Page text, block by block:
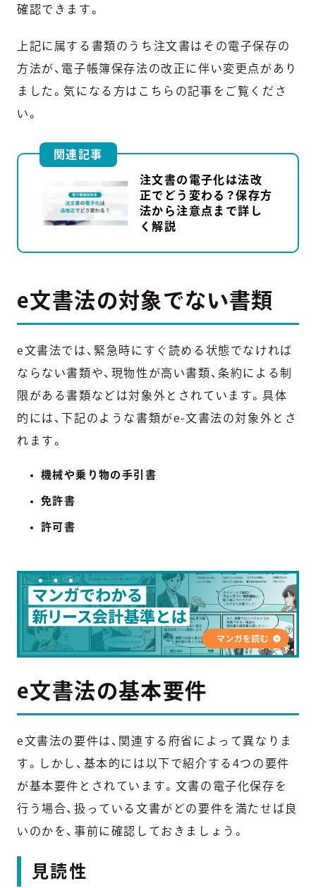
確認できます。
上記に属する書類のうち注文書はその電子保存の
方法が、電子帳簿保存法の改正に伴い変更点があり
ました。気になる方はこちらの記事をご覧くださ
い。
関連記事
注文書の電子化は法改
正でどう変わる？保存方
法から注意点まで詳し
く解説
e文書法の対象でない書類
e文書法では、緊急時にすぐ読める状態でなければ
ならない書類や、現物性が高い書類、条約による制
限がある書類などは対象外とされています。具体
的には、下記のような書類がe-文書法の対象外とさ
れます。
機械や乗り物の手引書
免許書
許可書
e文書法の基本要件
e文書法の要件は、関連する府省によって異なりま
す。しかし、基本的には以下で紹介する4つの要件
が基本要件とされています。文書の電子化保存を
行う場合、扱っている文書がどの要件を満たせば良
いのかを、事前に確認しておきましょう。
見読性